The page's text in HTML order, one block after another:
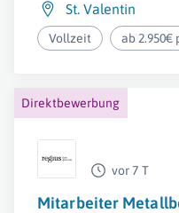
St. Valentin
Vollzeit ab 2.950€
Direktbewerbung
vor 7 T
Mitarbeiter